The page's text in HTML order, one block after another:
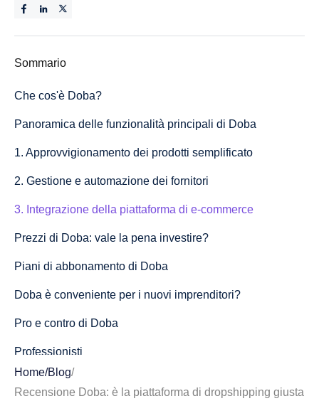
Sommario
Che cos'è Doba?
Panoramica delle funzionalità principali di Doba
1. Approvvigionamento dei prodotti semplificato
2. Gestione e automazione dei fornitori
3. Integrazione della piattaforma di e-commerce
Prezzi di Doba: vale la pena investire?
Piani di abbonamento di Doba
Doba è conveniente per i nuovi imprenditori?
Pro e contro di Doba
Professionisti
Svantaggi
Home/Blog/
Recensione Doba: è la piattaforma di dropshipping giusta